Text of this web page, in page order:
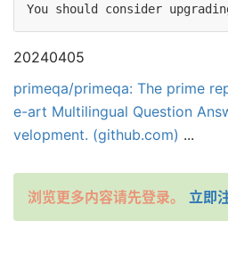
20240405
primeqa/primeqa: The prime
e-art Multilingual Question
velopment. (github.com) ...
浏览更多内容请先登录。 立即